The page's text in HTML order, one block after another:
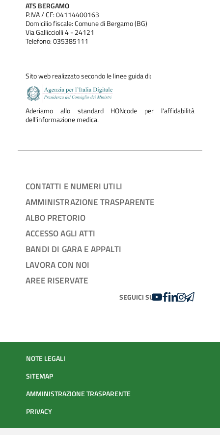
ATS BERGAMO
P.IVA / CF: 04114400163
Domicilio fiscale: Comune di Bergamo (BG)
Via Gallicciolli 4 - 24121
Telefono: 035385111
Sito web realizzato secondo le linee guida di:
Aderiamo allo standard HONcode per l'affidabilità
dell'informazione medica.
CONTATTI E NUMERI UTILI
AMMINISTRAZIONE TRASPARENTE
ALBO PRETORIO
ACCESSO AGLI ATTI
BANDI DI GARA E APPALTI
LAVORA CON NOI
AREE RISERVATE
SEGUICI SUYOUTUBE
FACEBOOK
LINKEDIN
INSTAGRAM
NOTE LEGALI
SITEMAP
AMMINISTRAZIONE TRASPARENTE
PRIVACY